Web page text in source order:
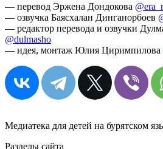
— перевод Эржена Дондокова
— озвучка Баясхалан Динганорбоев
— редактор перевода и озвучки
@dulmasho
— идея, монтаж Юлия Циримпилова
Медиатека для детей на бурятском
Разделы сайта